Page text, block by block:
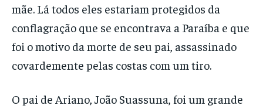
mãe. Lá todos eles estariam protegidos da
conflagração que se encontrava a Paraíba e que
foi o motivo da morte de seu pai, assassinado
covardemente pelas costas com um tiro.
O pai de Ariano, João Suassuna, foi um grande